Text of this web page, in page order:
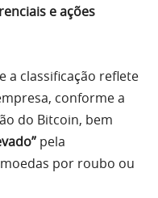
e ações
a classificação reflete
conforme a
do Bitcoin, bem
pela
por roubo ou